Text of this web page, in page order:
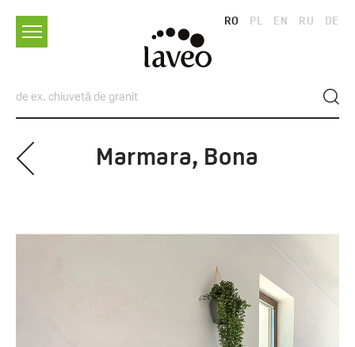
RO PL EN RU DE
Marmara, Bona